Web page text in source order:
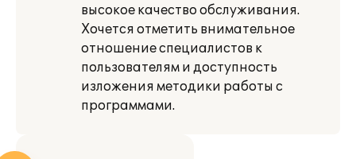
высокое качество обслуживания.
Хочется отметить внимательное
отношение специалистов к
пользователям и доступность
изложения методики работы с
программами.